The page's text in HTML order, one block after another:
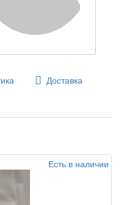
Доставка
Есть в наличии